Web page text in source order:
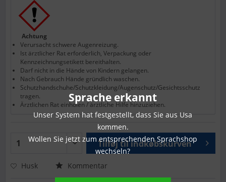
Achtung
Verursacht schwere Augenreizung.
Ist ärztlicher Rat erforderlich, Verpackung oder
Kennzeichnungsetikett bereithalten.
Darf nicht in die Hände von Kindern gelangen.
Nach Gebrauch Hände gründlich waschen.
Schutzhandschuhe/Schutzkleidung/Augenschutz/Gesichtsschutz
tragen.
Ärztlichen Rat einholen / ärztliche Hilfe hinzuziehen.
Tilføj til indkøbskurven
Husk Kommentar
Sprache erkannt
Unser System hat festgestellt, dass Sie aus Usa
kommen.
Wollen Sie jetzt zum entsprechenden Sprachshop
wechseln?